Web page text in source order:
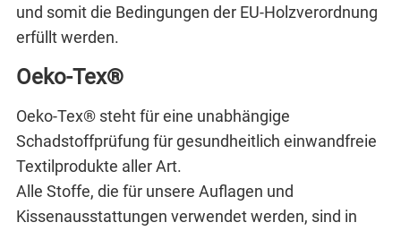
und somit die Bedingungen der EU-Holzverordnung
erfüllt werden.
Oeko-Tex®
Oeko-Tex® steht für eine unabhängige
Schadstoffprüfung für gesundheitlich einwandfreie
Textilprodukte aller Art.
Alle Stoffe, die für unsere Auflagen und
Kissenausstattungen verwendet werden, sind in